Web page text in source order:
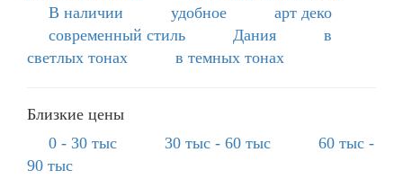
В наличии
удобное
арт деко
современный стиль
Дания
в
светлых тонах
в темных тонах
Близкие цены
0 - 30 тыс
30 тыс - 60 тыс
60 тыс -
90 тыс